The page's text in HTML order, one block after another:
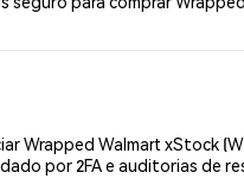
Wrapped Walmart xStock
por 2FA e auditorias de